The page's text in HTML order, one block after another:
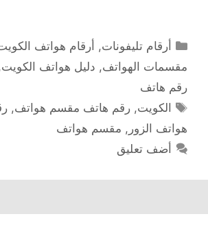
التصنيفات
أرقام تليفونات, أرقام هواتف
مقسمات الهواتف, دليل هواتف الكويت
رقم هاتف
الوسوم
الكويت,رقم هاتف مقسم هواتف,
هواتف الزور , مقسم هواتف
أضف تعليق